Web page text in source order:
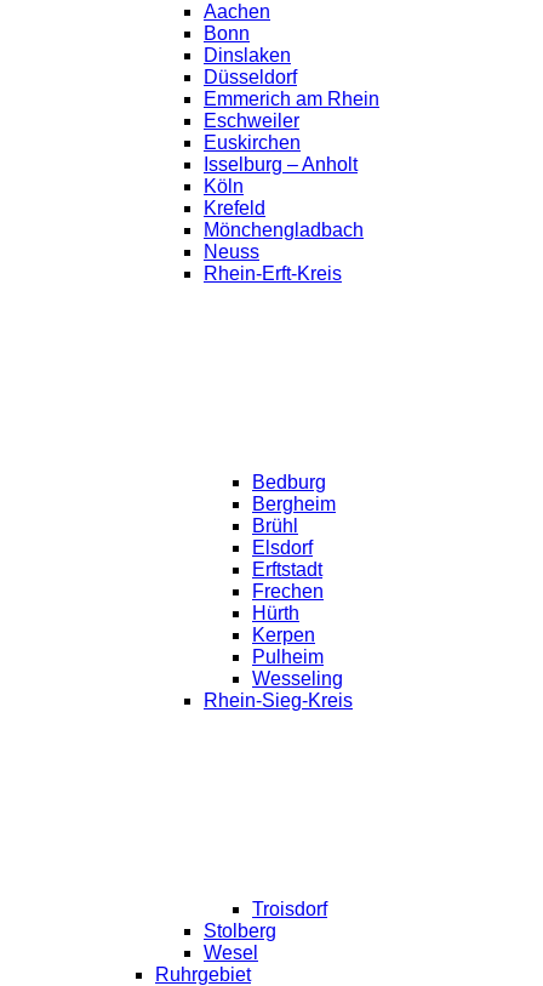
Aachen
Bonn
Dinslaken
Düsseldorf
Emmerich am Rhein
Eschweiler
Euskirchen
Isselburg – Anholt
Köln
Krefeld
Mönchengladbach
Neuss
Rhein-Erft-Kreis
Bedburg
Bergheim
Brühl
Elsdorf
Erftstadt
Frechen
Hürth
Kerpen
Pulheim
Wesseling
Rhein-Sieg-Kreis
Troisdorf
Stolberg
Wesel
Ruhrgebiet